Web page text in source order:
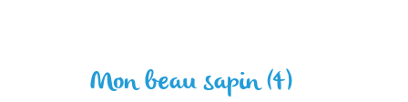
Mon beau sapin (4)